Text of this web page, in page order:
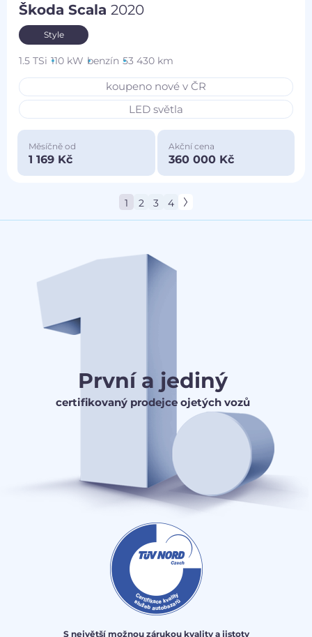
Škoda Scala2020
Style
1.5 TSi 110 kW benzín 53 430 km
koupeno nové v ČR
LED světla
Měsíčně od
1 169 Kč
Akční cena
360 000 Kč
1 2 3 4
První a jediný
certifikovaný prodejce ojetých vozů
S největší možnou zárukou kvality a jistoty